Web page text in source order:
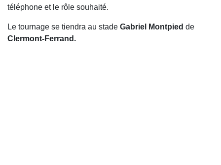
téléphone et le rôle souhaité.
Le tournage se tiendra au stade Gabriel Montpied de
Clermont-Ferrand.